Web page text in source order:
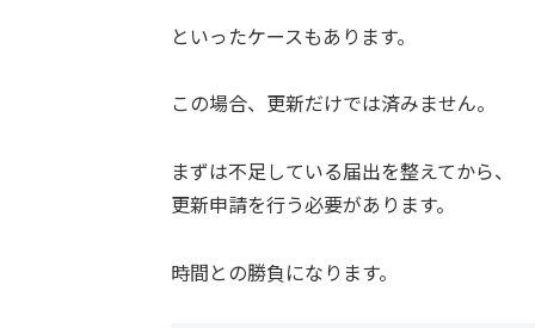
といったケースもあります。
この場合、更新だけでは済みません。
まずは不足している届出を整えてから、
更新申請を行う必要があります。
時間との勝負になります。